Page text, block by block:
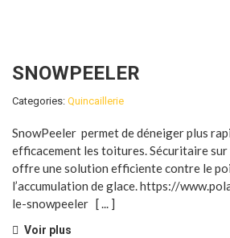
SNOWPEELER
Categories: Quincaillerie
SnowPeeler permet de déneiger plus
efficacement les toitures. Sécuritaire
offre une solution efficiente contre le
l’accumulation de glace.https://
le-snowpeeler [ ... ]
Voir plus